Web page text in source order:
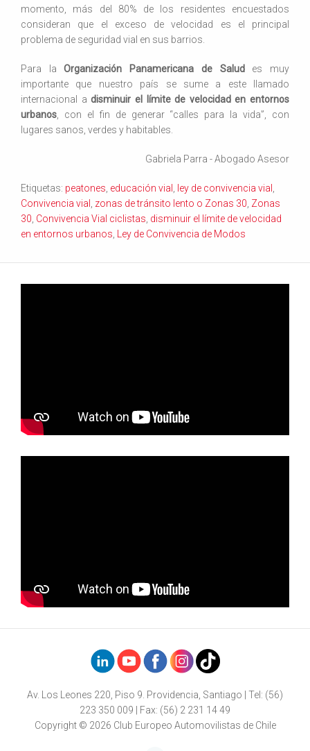
momento, más del 80% de los residentes encuestados
consideran que el exceso de velocidad es el principal
problema de seguridad vial en sus barrios.
Para laOrganización Panamericana de Saludes muy
importante que nuestro país se sume a este llamado
internacional adisminuir el límite de velocidad en entornos
urbanos , con el fin de generar “calles para la vida”, con
lugares sanos, verdes y habitables.
Gabriela Parra - Abogado Asesor
Etiquetas: peatones educación vial ley de convivencia vial
Convivencia vial
zonas de tránsito lento o Zonas 30 Zonas
30 Convivencia Vial ciclistas disminuir el límite de velocidad
en entornos urbanos
Ley de Convivencia de Modos
Av. Los Leones 220, Piso 9. Providencia, Santiago | Tel: (56)
223 350 009 | Fax: (56) 2 231 14 49
Copyright © 2026 Club Europeo Automovilistas de Chile